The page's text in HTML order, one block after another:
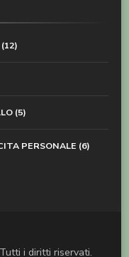
(12)
(5)
PERSONALE (6)
i diritti riservati.